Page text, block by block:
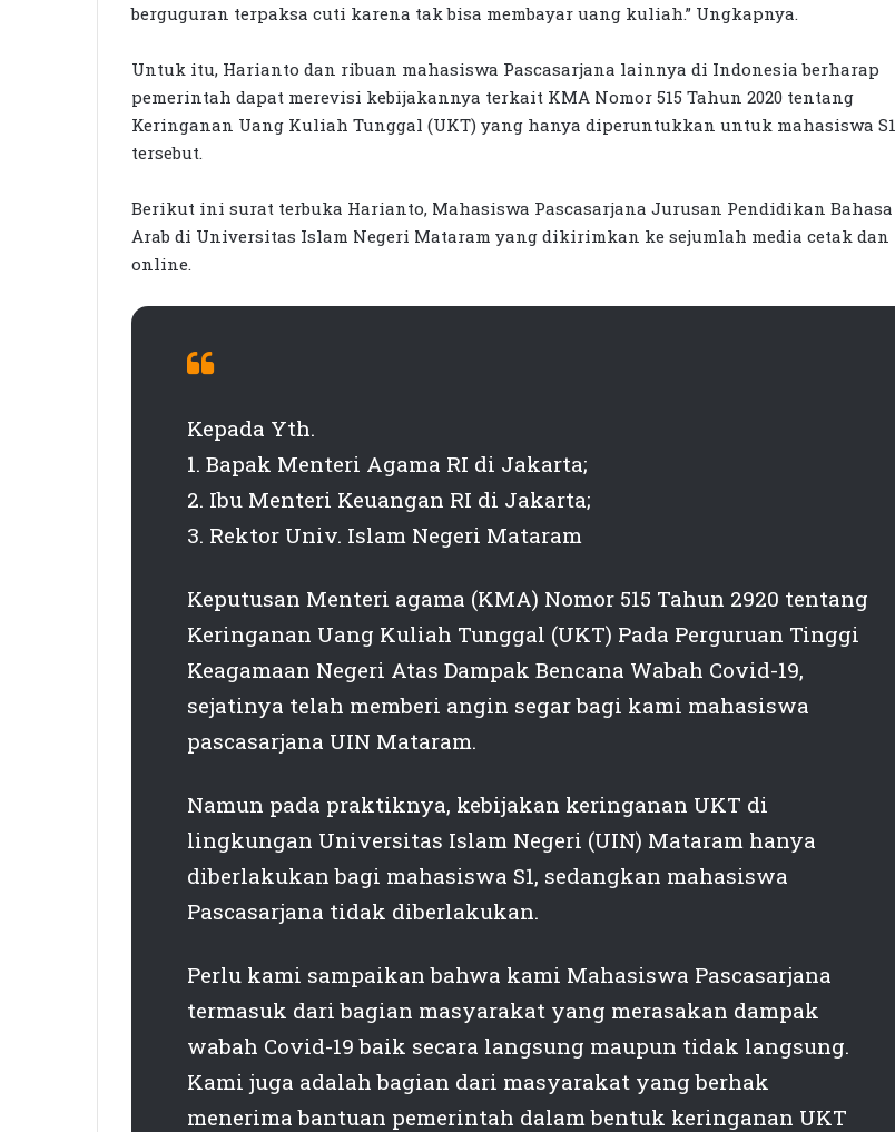
berguguran terpaksa cuti karena tak bisa membayar uang kuliah.” Ungkapnya.
Untuk itu, Harianto dan ribuan mahasiswa Pascasarjana lainnya di Indonesia berharap
pemerintah dapat merevisi kebijakannya terkait KMA Nomor 515 Tahun 2020 tentang
Keringanan Uang Kuliah Tunggal (UKT) yang hanya diperuntukkan untuk mahasiswa S1
tersebut.
Berikut ini surat terbuka Harianto, Mahasiswa Pascasarjana Jurusan Pendidikan Bahasa
Arab di Universitas Islam Negeri Mataram yang dikirimkan ke sejumlah media cetak dan
online.
Kepada Yth.
1. Bapak Menteri Agama RI di Jakarta;
2. Ibu Menteri Keuangan RI di Jakarta;
3. Rektor Univ. Islam Negeri Mataram
Keputusan Menteri agama (KMA) Nomor 515 Tahun 2920 tentang
Keringanan Uang Kuliah Tunggal (UKT) Pada Perguruan Tinggi
Keagamaan Negeri Atas Dampak Bencana Wabah Covid-19,
sejatinya telah memberi angin segar bagi kami mahasiswa
pascasarjana UIN Mataram.
Namun pada praktiknya, kebijakan keringanan UKT di
lingkungan Universitas Islam Negeri (UIN) Mataram hanya
diberlakukan bagi mahasiswa S1, sedangkan mahasiswa
Pascasarjana tidak diberlakukan.
Perlu kami sampaikan bahwa kami Mahasiswa Pascasarjana
termasuk dari bagian masyarakat yang merasakan dampak
wabah Covid-19 baik secara langsung maupun tidak langsung.
Kami juga adalah bagian dari masyarakat yang berhak
menerima bantuan pemerintah dalam bentuk keringanan UKT